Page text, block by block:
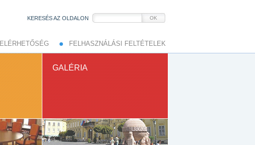
KERESÉS AZ OLDALON OK
ELÉRHETŐSÉG FELHASZNÁLÁSI FELTÉTELEK
GALÉRIA